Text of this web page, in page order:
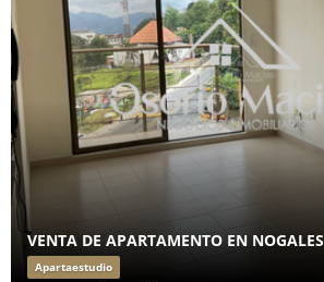
VENTA DE APARTAMENTO EN NOGALES
Apartaestudio